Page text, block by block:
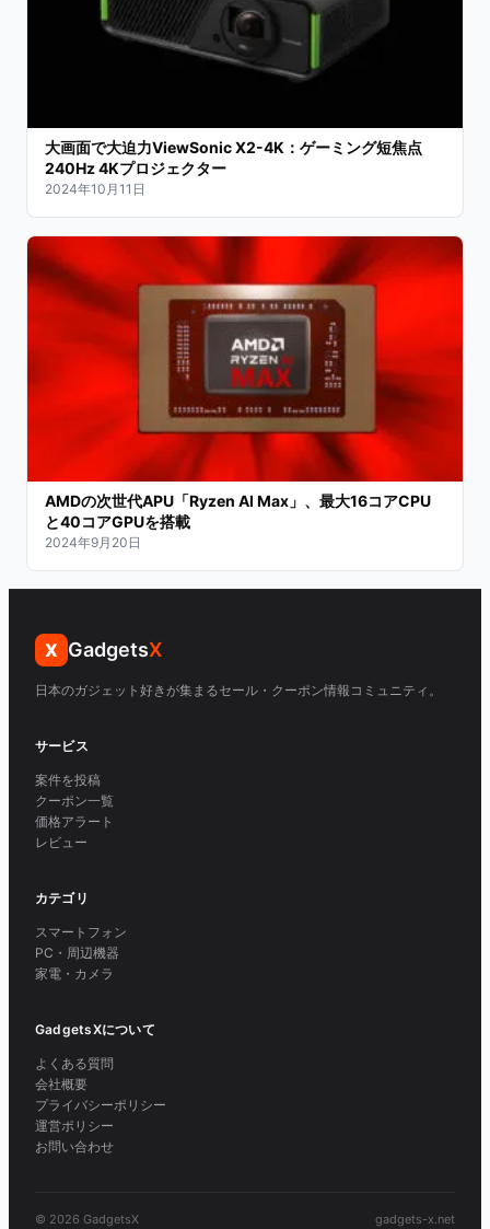
大画面で大迫力ViewSonic X2-4K：ゲーミング短焦点
240Hz 4Kプロジェクター
2024年10月11日
AMDの次世代APU「Ryzen AI Max」、最大16コアCPU
と40コアGPUを搭載
2024年9月20日
X GadgetsX
日本のガジェット好きが集まるセール・クーポン情報コミュニティ。
サービス
案件を投稿
クーポン一覧
価格アラート
レビュー
カテゴリ
スマートフォン
PC・周辺機器
家電・カメラ
GadgetsXについて
よくある質問
会社概要
プライバシーポリシー
運営ポリシー
お問い合わせ
© 2026 GadgetsX gadgets-x.net